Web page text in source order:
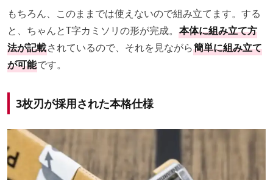
もちろん、このままでは使えないので組み立てます。する
と、ちゃんとT字カミソリの形が完成。 本体に組み立て方
法が記載されているので、それを見ながら簡単に組み立て
が可能です。
3枚刃が採用された本格仕様